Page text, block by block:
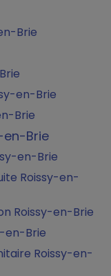
Brie
en-Brie
Brie
en-Brie
en-Brie
Roissy-en-
Roissy-en-Brie
en-Brie
Roissy-en-